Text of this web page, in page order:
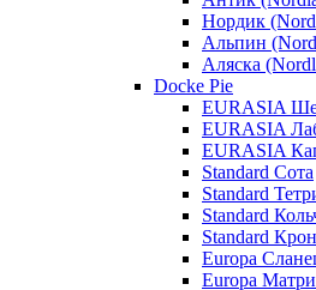
Нордик
Альпин
Аляска
Docke Pie
EURASIA
EURASIA
EURASIA
Standard Сота
Standard
Standard
Standard
Europa
Europa